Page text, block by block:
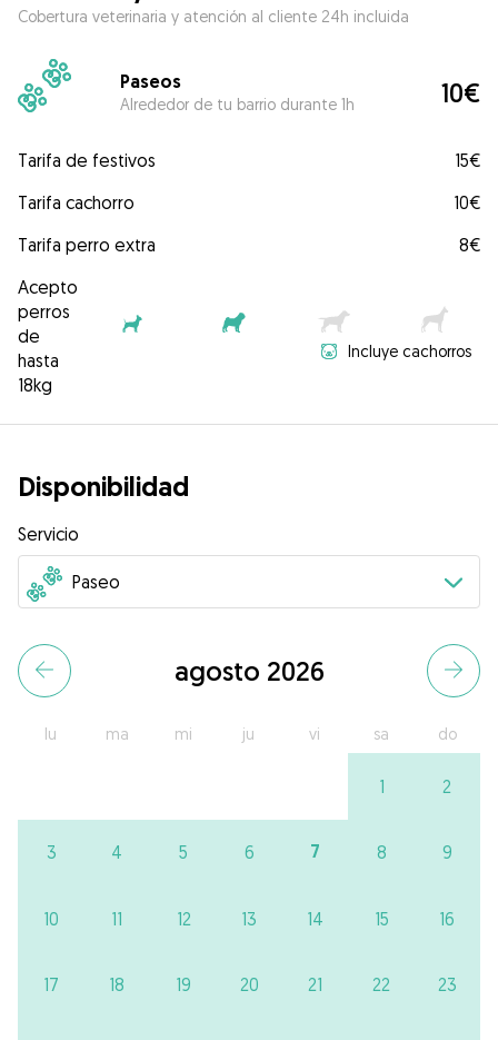
Cobertura veterinaria y atención al cliente 24h incluida
Paseos
Alrededor de tu barrio durante 1h 10€
Tarifa de festivos
15€
Tarifa cachorro
10€
Tarifa perro extra
8€
Acepto
perros
de
hasta
18kg
Incluye cachorros
Disponibilidad
Servicio
agosto 2026
lu ma mi ju vi sa do
1 2
3 4 5 6 7 8 9
10 11 12 13 14 15 16
17 18 19 20 21 22 23